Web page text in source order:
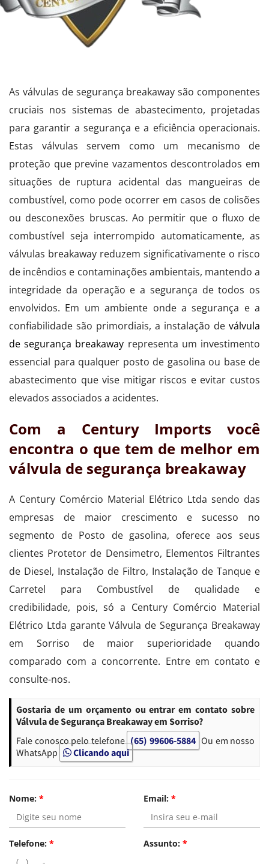
As válvulas de segurança breakaway são componentes
cruciais nos sistemas de abastecimento, projetadas
para garantir a segurança e a eficiência operacionais.
Estas válvulas servem como um mecanismo de
proteção que previne vazamentos descontrolados em
situações de ruptura acidental das mangueiras de
combustível, como pode ocorrer em casos de colisões
ou desconexões bruscas. Ao permitir que o fluxo de
combustível seja interrompido automaticamente, as
válvulas breakaway reduzem significativamente o risco
de incêndios e contaminações ambientais, mantendo a
integridade da operação e a segurança de todos os
envolvidos. Em um ambiente onde a segurança e a
confiabilidade são primordiais, a instalação de válvula
de segurança breakaway representa um investimento
essencial para qualquer posto de gasolina ou base de
abastecimento que vise mitigar riscos e evitar custos
elevados associados a acidentes.
Com a Century Imports você
encontra o que tem de melhor em
válvula de segurança breakaway
A Century Comércio Material Elétrico Ltda sendo das
empresas de maior crescimento e sucesso no
segmento de Posto de gasolina, oferece aos seus
clientes Protetor de Densimetro, Elementos Filtrantes
de Diesel, Instalação de Filtro, Instalação de Tanque e
Carretel para Combustível de qualidade e
credibilidade, pois, só a Century Comércio Material
Elétrico Ltda garante Válvula de Segurança Breakaway
em Sorriso de maior superioridade quando
comparado com a concorrente. Entre em contato e
consulte-nos.
Gostaria de um orçamento ou entrar em contato sobre
Válvula de Segurança Breakaway em Sorriso?
Fale conosco pelo telefone (65) 99606-5884 Ou em nosso
WhatsApp
Clicando aqui
Nome: * Email: *
Telefone: * Assunto: *